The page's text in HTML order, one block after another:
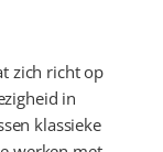
zich richt op
in
klassieke